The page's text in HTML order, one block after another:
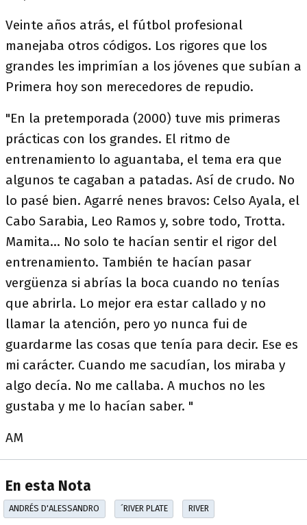
Veinte años atrás, el fútbol profesional
manejaba otros códigos. Los rigores que los
grandes les imprimían a los jóvenes que subían a
Primera hoy son merecedores de repudio.
"En la pretemporada (2000) tuve mis primeras
prácticas con los grandes. El ritmo de
entrenamiento lo aguantaba, el tema era que
algunos te cagaban a patadas. Así de crudo. No
lo pasé bien. Agarré nenes bravos: Celso Ayala, el
Cabo Sarabia, Leo Ramos y, sobre todo, Trotta.
Mamita... No solo te hacían sentir el rigor del
entrenamiento. También te hacían pasar
vergüenza si abrías la boca cuando no tenías
que abrirla. Lo mejor era estar callado y no
llamar la atención, pero yo nunca fui de
guardarme las cosas que tenía para decir. Ese es
mi carácter. Cuando me sacudían, los miraba y
algo decía. No me callaba. A muchos no les
gustaba y me lo hacían saber. "
AM
En esta Nota
ANDRÉS D'ALESSANDRO ´RIVER PLATE RIVER